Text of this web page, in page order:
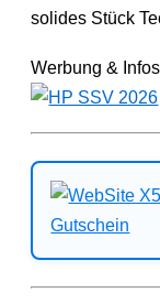
solides Stück
Werbung &